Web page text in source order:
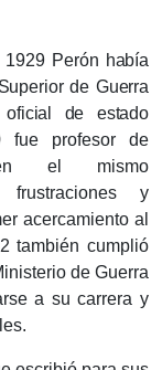
Perón había
de Guerra
oficial de estado
fue profesor de
el mismo
frustraciones y
acercamiento al
también cumplió
de Guerra
a su carrera y